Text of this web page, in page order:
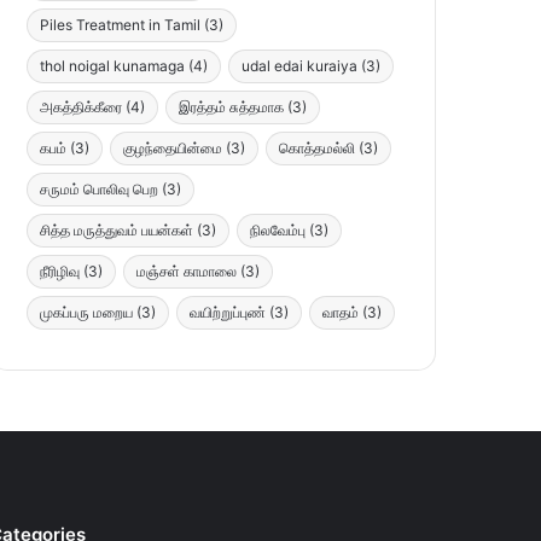
Piles Treatment in Tamil (3)
thol noigal kunamaga (4) udal edai kuraiya (3)
அகத்திக்கீரை (4) இரத்தம் சுத்தமாக (3)
கபம் (3) குழந்தையின்மை (3) கொத்தமல்லி (3)
சருமம் பொலிவு பெற (3)
சித்த மருத்துவம் பயன்கள் (3) நிலவேம்பு (3)
நீரிழிவு (3) மஞ்சள் காமாலை (3)
முகப்பரு மறைய (3) வயிற்றுப்புண் (3) வாதம் (3)